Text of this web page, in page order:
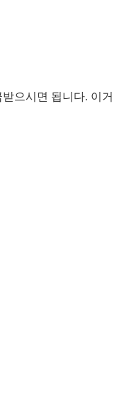
으시면 됩니다. 이거